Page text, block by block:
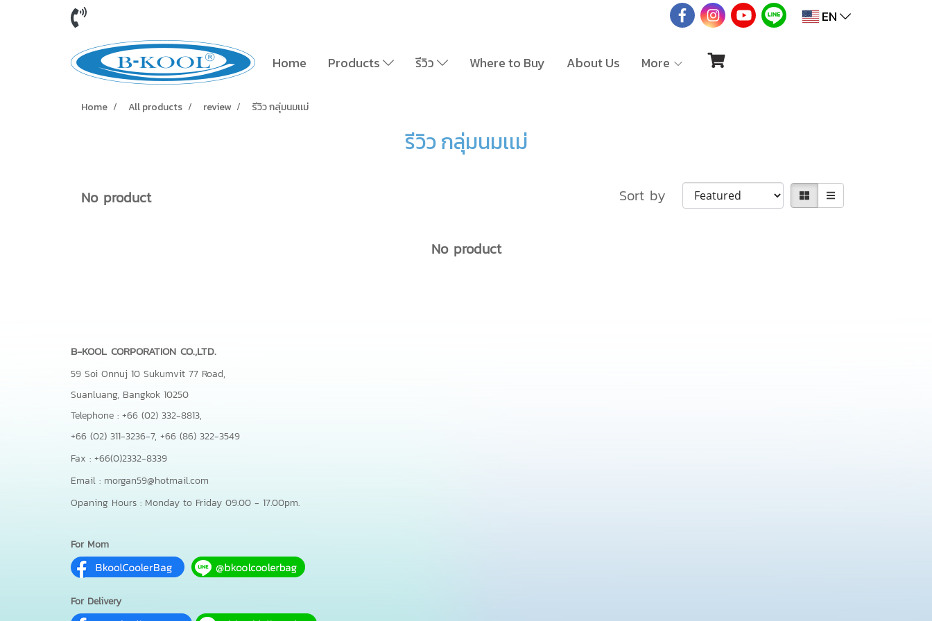
EN
Home Products รีวิว Where to Buy About Us More
Home All products review รีวิว กลุ่มนมเเม่
รีวิว กลุ่มนมเเม่
No product Sort by
No product
B-KOOL CORPORATION CO.,LTD.
59 Soi Onnuj 10 Sukumvit 77 Road,
Suanluang, Bangkok 10250
Telephone : +66 (02) 332-8813,
+66 (02) 311-3236-7, +66 (86) 322-3549
Fax : +66(0)2332-8339
Email : morgan59@hotmail.com
Opaning Hours : Monday to Friday 09.00 - 17.00pm.
For Mom
For Delivery